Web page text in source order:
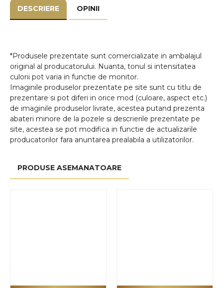
DESCRIERE OPINII
*Produsele prezentate sunt comercializate in ambalajul
original al producatorului. Nuanta, tonul si intensitatea
culorii pot varia in functie de monitor.
Imaginile produselor prezentate pe site sunt cu titlu de
prezentare si pot diferi in orice mod (culoare, aspect etc.)
de imaginile produselor livrate, acestea putand prezenta
abateri minore de la pozele si descrierile prezentate pe
site, acestea se pot modifica in functie de actualizarile
producatorilor fara anuntarea prealabila a utilizatorilor.
PRODUSE ASEMANATOARE